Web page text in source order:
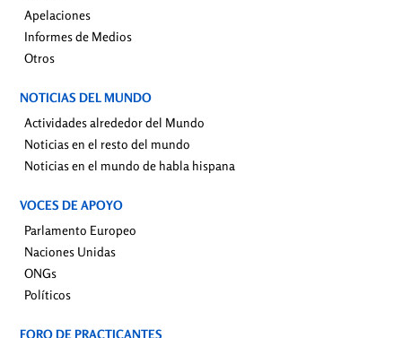
Apelaciones
Informes de Medios
Otros
NOTICIAS DEL MUNDO
Actividades alrededor del Mundo
Noticias en el resto del mundo
Noticias en el mundo de habla hispana
VOCES DE APOYO
Parlamento Europeo
Naciones Unidas
ONGs
Políticos
FORO DE PRACTICANTES